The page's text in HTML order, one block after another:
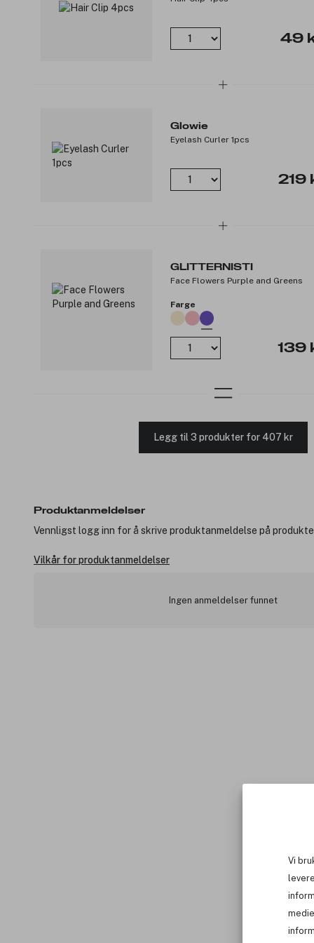
Vi
49
Glowie
Eyelash Curler 1pcs
219
GLITTERNISTI
Face Flowers Purple and Greens
Farge
139
Legg til 3 produkter for 407 kr
Produktanmeldelser
Vennligst logg inn for å skrive produktanmeldelse på
Vilkår for produktanmeldelser
Ingen anmeldelser funnet